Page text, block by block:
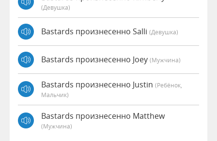
(девушка)
Bastards произнесенно Salli (девушка)
Bastards произнесенно Joey (мужчина)
Bastards произнесенно Justin (Ребёнок,
Мальчик)
Bastards произнесенно Matthew
(мужчина)